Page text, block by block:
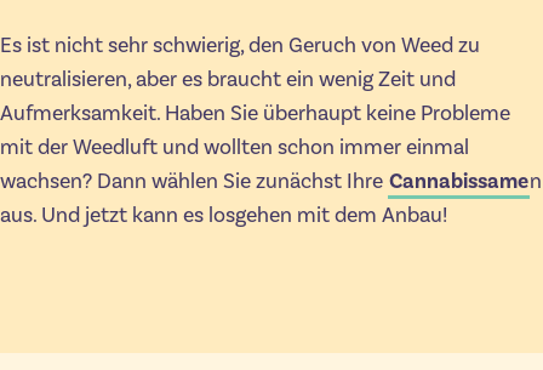
Es ist nicht sehr schwierig, den Geruch von Weed zu
neutralisieren, aber es braucht ein wenig Zeit und
Aufmerksamkeit. Haben Sie überhaupt keine Probleme
mit der Weedluft und wollten schon immer einmal
wachsen? Dann wählen Sie zunächst Ihre Cannabissamen
aus. Und jetzt kann es losgehen mit dem Anbau!